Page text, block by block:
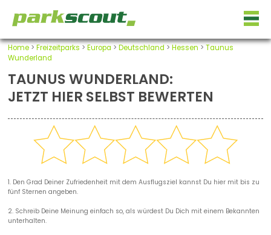
Home> Freizeitparks > Europa > Deutschland > Hessen > Taunus
Wunderland
TAUNUS WUNDERLAND:
JETZT HIER SELBST BEWERTEN
1. Den Grad Deiner Zufriedenheit mit dem Ausflugsziel kannst Du hier mit bis zu
fünf Sternen angeben.
2. Schreib Deine Meinung einfach so, als würdest Du Dich mit einem Bekannten
unterhalten.